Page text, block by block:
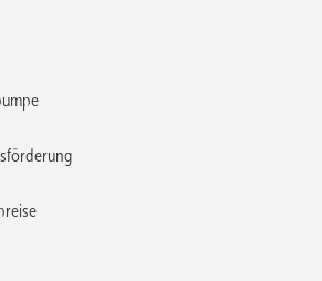
in einer gewerblichen Küche.